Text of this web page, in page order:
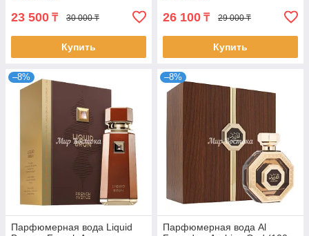
23 500 ₸ 30 000 ₸
Купить
26 100 ₸ 29 000 ₸
Купить
–8%
Парфюмерная вода Liquid
–8%
Парфюмерная вода Al